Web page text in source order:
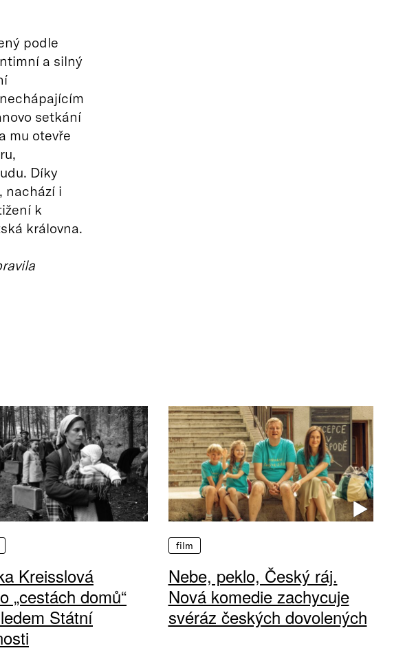
podle
a silný
setkání
mu otevře
Díky
nachází i
k
královna.
Kreisslová
„cestách domů“
Státní
film
Nebe, peklo, Český ráj.
Nová komedie zachycuje
svéráz českých dovolených